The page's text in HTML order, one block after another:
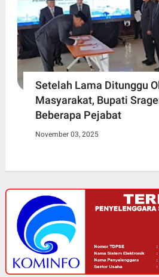
Setelah Lama Ditunggu
Masyarakat, Bupati
Beberapa Pejabat
November 03, 2025